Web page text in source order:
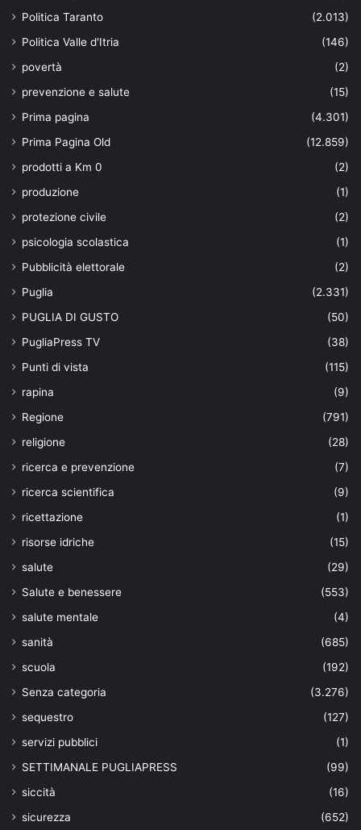
Politica Taranto
(2.013)
Politica Valle d'Itria
(146)
povertà
(2)
prevenzione e salute
(15)
Prima pagina
(4.301)
Prima Pagina Old
(12.859)
prodotti a Km 0
(2)
produzione
(1)
protezione civile
(2)
psicologia scolastica
(1)
Pubblicità elettorale
(2)
Puglia
(2.331)
PUGLIA DI GUSTO
(50)
PugliaPress TV
(38)
Punti di vista
(115)
rapina
(9)
Regione
(791)
religione
(28)
ricerca e prevenzione
(7)
ricerca scientifica
(9)
ricettazione
(1)
risorse idriche
(15)
salute
(29)
Salute e benessere
(553)
salute mentale
(4)
sanità
(685)
scuola
(192)
Senza categoria
(3.276)
sequestro
(127)
servizi pubblici
(1)
SETTIMANALE PUGLIAPRESS
(99)
siccità
(16)
sicurezza
(652)